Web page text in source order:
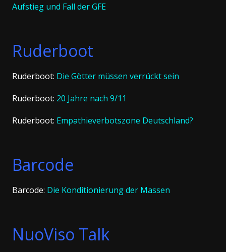
Aufstieg und Fall der GFE
Ruderboot
Ruderboot: Die Götter müssen verrückt sein
Ruderboot: 20 Jahre nach 9/11
Ruderboot: Empathieverbotszone Deutschland?
Barcode
Barcode: Die Konditionierung der Massen
NuoViso Talk